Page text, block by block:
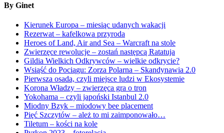
By Ginet
Kierunek Europa – miesiąc udanych wakacji
Rezerwat – kafelkowa przyroda
Heroes of Land, Air and Sea – Warcraft na stole
Zwierzęce rewolucje – zostań następcą Ratatuja
Gildia Wielkich Odkrywców – wielkie odkrycie?
Wsiąść do Pociągu: Zorza Polarna – Skandynawia 2.0
Pierwsza osada, czyli miejsce ludzi w Ekosystemie
Korona Władzy – zwierzęca gra o tron
Yokohama – czyli japoński Istanbul 2.0
Miodny Bzyk – miodowy bee placement
Pięć Szczytów – ależ to mi zaimponowało…
Tiletum – kości na kole